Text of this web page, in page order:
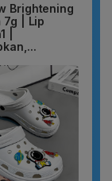
Brightening
7g | Lip
|